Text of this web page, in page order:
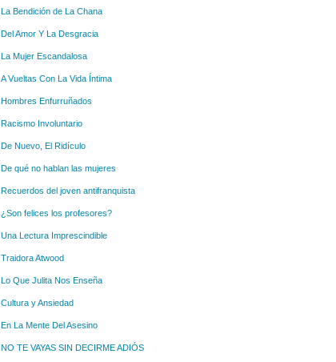
La Bendición de La Chana
Del Amor Y La Desgracia
La Mujer Escandalosa
A Vueltas Con La Vida Íntima
Hombres Enfurruñados
Racismo Involuntario
De Nuevo, El Ridículo
De qué no hablan las mujeres
Recuerdos del joven antifranquista
¿Son felices los profesores?
Una Lectura Imprescindible
Traidora Atwood
Lo Que Julita Nos Enseña
Cultura y Ansiedad
En La Mente Del Asesino
NO TE VAYAS SIN DECIRME ADIÓS